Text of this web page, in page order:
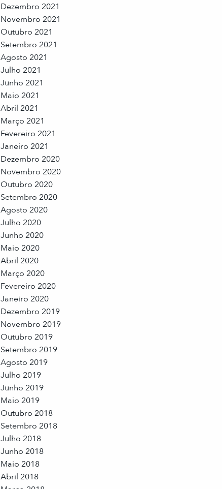
Dezembro 2021
Novembro 2021
Outubro 2021
Setembro 2021
Agosto 2021
Julho 2021
Junho 2021
Maio 2021
Abril 2021
Março 2021
Fevereiro 2021
Janeiro 2021
Dezembro 2020
Novembro 2020
Outubro 2020
Setembro 2020
Agosto 2020
Julho 2020
Junho 2020
Maio 2020
Abril 2020
Março 2020
Fevereiro 2020
Janeiro 2020
Dezembro 2019
Novembro 2019
Outubro 2019
Setembro 2019
Agosto 2019
Julho 2019
Junho 2019
Maio 2019
Outubro 2018
Setembro 2018
Julho 2018
Junho 2018
Maio 2018
Abril 2018